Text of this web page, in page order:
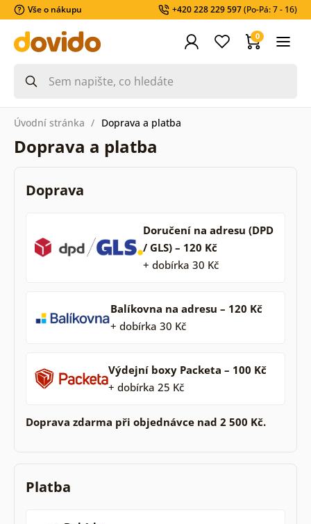
Vše o nákupu +420 228 229 597(Po-Pá: 7 - 16)
0
Úvodní stránka Doprava a platba
Doprava a platba
Doprava
Doručení na adresu (DPD
/ GLS) – 120 Kč
+ dobírka 30 Kč
Balíkovna na adresu – 120 Kč
+ dobírka 30 Kč
Výdejní boxy Packeta – 100 Kč
+ dobírka 25 Kč
Doprava zdarma při objednávce nad 2 500 Kč.
Platba